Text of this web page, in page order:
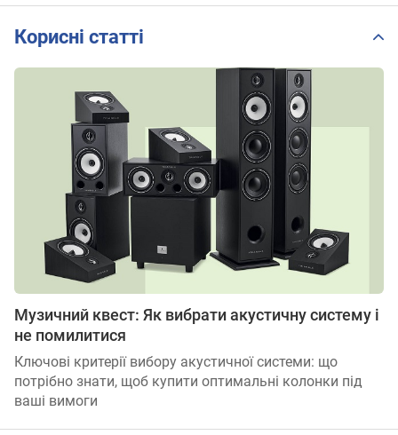
Корисні статті
Музичний квест: Як вибрати акустичну систему і
не помилитися
Ключові критерії вибору акустичної системи: що
потрібно знати, щоб купити оптимальні колонки під
ваші вимоги